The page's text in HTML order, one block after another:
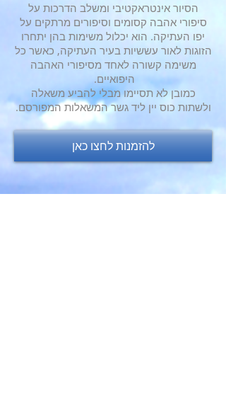
הסיור אינטראקטיבי ומשלב הדרכות על
סיפורי אהבה קסומים וסיפורים מרתקים על
יפו העתיקה. הוא יכלול משימות בהן יתחרו
הזוגות לאור עששיות בעיר העתיקה, כאשר כל
משימה קשורה לאחד מסיפורי האהבה
היפואיים.
כמובן לא תסיימו מבלי להביע משאלה
ולשתות כוס יין ליד גשר המשאלות המפורסם.
להזמנות לחצו כאן